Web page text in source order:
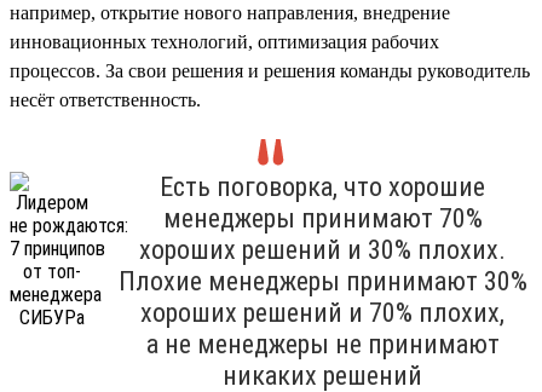
например, открытие нового направления, внедрение
инновационных технологий, оптимизация рабочих
процессов. За свои решения и решения команды руководитель
несёт ответственность.
Есть поговорка, что хорошие
менеджеры принимают 70%
хороших решений и 30% плохих.
Плохие менеджеры принимают 30%
хороших решений и 70% плохих,
а не менеджеры не принимают
никаких решений